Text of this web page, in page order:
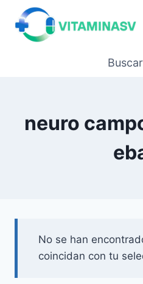
Saltar
contenido
neuro
No se han
coincidan con tu